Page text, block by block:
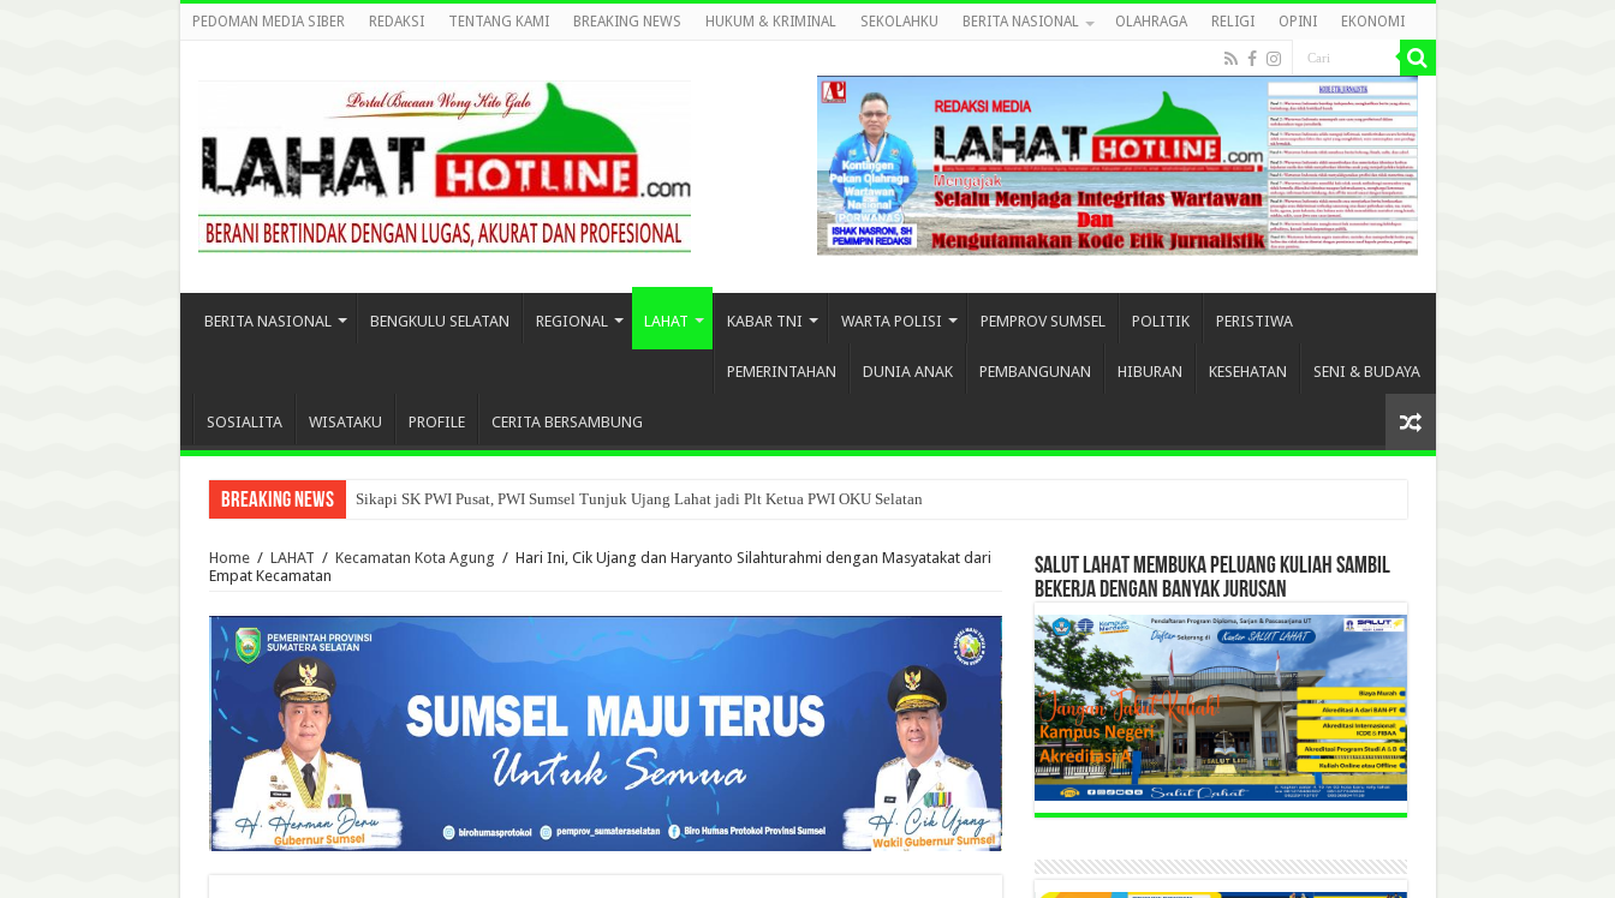
PEDOMAN MEDIA SIBER REDAKSI TENTANG KAMI BREAKING NEWS HUKUM & KRIMINAL SEKOLAHKU BERITA NASIONAL OLAHRAGA RELIGI OPINI EKONOMI
BERITA NASIONAL BENGKULU SELATAN REGIONAL LAHAT KABAR TNI WARTA POLISI PEMPROV SUMSEL POLITIK PERISTIWA
PEMERINTAHAN DUNIA ANAK PEMBANGUNAN HIBURAN KESEHATAN SENI & BUDAYA
SOSIALITA WISATAKU PROFILE CERITA BERSAMBUNG
Breaking News Sikapi SK PWI Pusat, PWI Sumsel Tunjuk Ujang Lahat jadi Plt Ketua PWI OKU Selatan
Home / LAHAT / Kecamatan Kota Agung / Hari Ini, Cik Ujang dan Haryanto Silahturahmi dengan Masyatakat dari
Empat Kecamatan
SALUT LAHAT MEMBUKA PELUANG KULIAH SAMBIL
BEKERJA DENGAN BANYAK JURUSAN